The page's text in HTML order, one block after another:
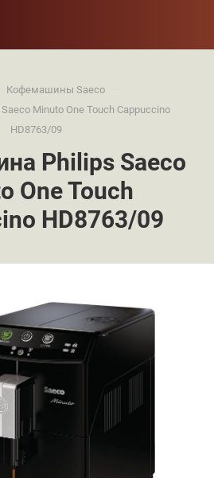
Кофемашины Saeco
Minuto One Touch Cappuccino
HD8763/09
Philips Saeco
One Touch
HD8763/09